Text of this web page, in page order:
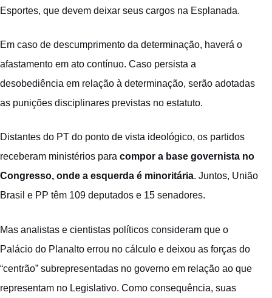
Esportes, que devem deixar seus cargos na Esplanada.
Em caso de descumprimento da determinação, haverá o
afastamento em ato contínuo. Caso persista a
desobediência em relação à determinação, serão adotadas
as punições disciplinares previstas no estatuto.
Distantes do PT do ponto de vista ideológico, os partidos
receberam ministérios para compor a base governista no
Congresso, onde a esquerda é minoritária. Juntos, União
Brasil e PP têm 109 deputados e 15 senadores.
Mas analistas e cientistas políticos consideram que o
Palácio do Planalto errou no cálculo e deixou as forças do
“centrão” subrepresentadas no governo em relação ao que
representam no Legislativo. Como consequência, suas